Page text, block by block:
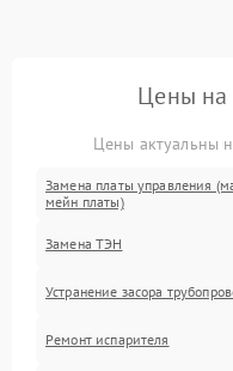
Цены на
Цены актуальны
Замена платы управления
мейн платы)
Замена ТЭН
Устранение засора
Ремонт испарителя